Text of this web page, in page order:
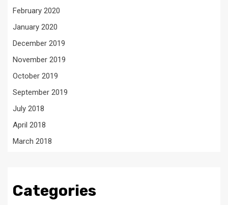
February 2020
January 2020
December 2019
November 2019
October 2019
September 2019
July 2018
April 2018
March 2018
Categories